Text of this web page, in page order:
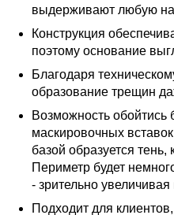
выдерживают любую
Конструкция
поэтому основание
Благодаря
образование трещин
Возможность обойтись
маскировочных
базой образуется тень,
Периметр будет
- зрительно
Подходит для